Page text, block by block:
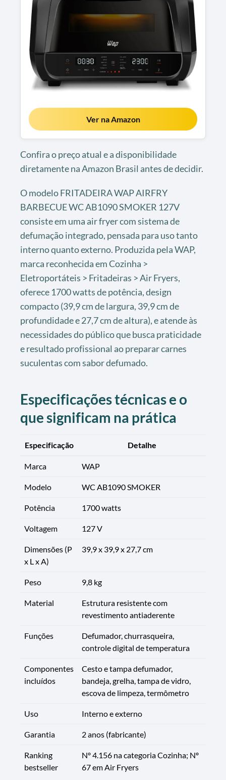
Ver na Amazon
Confira o preço atual e a disponibilidade
diretamente na Amazon Brasil antes de decidir.
O modelo FRITADEIRA WAP AIRFRY
BARBECUE WC AB1090 SMOKER 127V
consiste em uma air fryer com sistema de
defumação integrado, pensada para uso tanto
interno quanto externo. Produzida pela WAP,
marca reconhecida em Cozinha >
Eletroportáteis > Fritadeiras > Air Fryers,
oferece 1700 watts de potência, design
compacto (39,9 cm de largura, 39,9 cm de
profundidade e 27,7 cm de altura), e atende às
necessidades do público que busca praticidade
e resultado profissional ao preparar carnes
suculentas com sabor defumado.
Especificações técnicas e o
que significam na prática
Especificação Detalhe
Marca WAP
Modelo WC AB1090 SMOKER
Potência 1700 watts
Voltagem 127 V
Dimensões (P
x L x A)
39,9 x 39,9 x 27,7 cm
Peso 9,8 kg
Material
Estrutura resistente com
revestimento antiaderente
Funções
Defumador, churrasqueira,
controle digital de temperatura
Componentes
incluídos
Cesto e tampa defumador,
bandeja, grelha, tampa de vidro,
escova de limpeza, termômetro
Uso Interno e externo
Garantia 2 anos (fabricante)
Ranking
bestseller
Nº 4.156 na categoria Cozinha; Nº
67 em Air Fryers